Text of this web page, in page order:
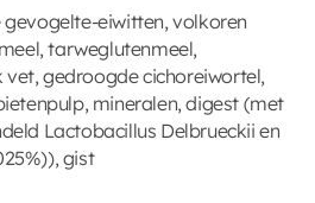
gevogelte-eiwitten, volkoren
tarweglutenmeel,
gedroogde cichoreiwortel,
mineralen, digest (met
Lactobacillus Delbrueckii en
gist